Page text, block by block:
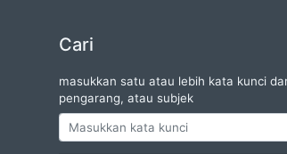
Cari
masukkan satu atau lebih kata kunci
pengarang, atau subjek